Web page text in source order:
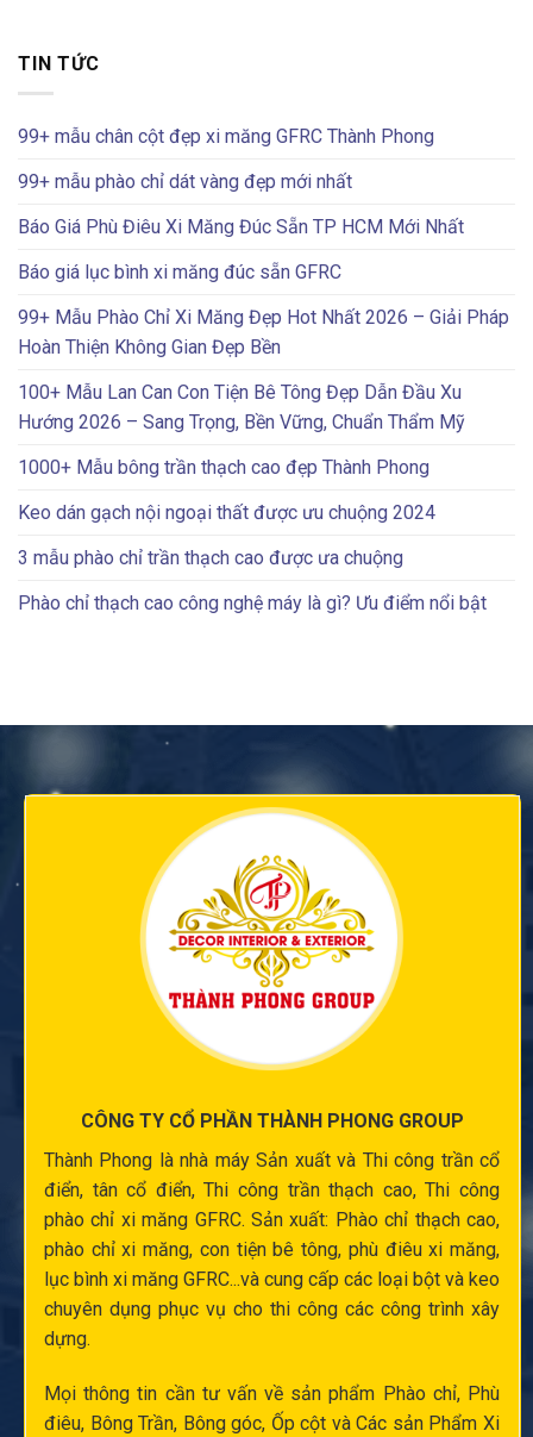
TIN TỨC
99+ mẫu chân cột đẹp xi măng GFRC Thành Phong
99+ mẫu phào chỉ dát vàng đẹp mới nhất
Báo Giá Phù Điêu Xi Măng Đúc Sẵn TP HCM Mới Nhất
Báo giá lục bình xi măng đúc sẵn GFRC
99+ Mẫu Phào Chỉ Xi Măng Đẹp Hot Nhất 2026 – Giải Pháp
Hoàn Thiện Không Gian Đẹp Bền
100+ Mẫu Lan Can Con Tiện Bê Tông Đẹp Dẫn Đầu Xu
Hướng 2026 – Sang Trọng, Bền Vững, Chuẩn Thẩm Mỹ
1000+ Mẫu bông trần thạch cao đẹp Thành Phong
Keo dán gạch nội ngoại thất được ưu chuộng 2024
3 mẫu phào chỉ trần thạch cao được ưa chuộng
Phào chỉ thạch cao công nghệ máy là gì? Ưu điểm nổi bật
CÔNG TY CỔ PHẦN THÀNH PHONG GROUP
Thành Phong là nhà máy Sản xuất và Thi công trần cổ
điển, tân cổ điển,Thi công trần thạch cao,Thi công
phào chỉ xi măng GFRC. Sản xuất: Phào chỉ thạch cao,
phào chỉ xi măng, con tiện bê tông, phù điêu xi măng,
lục bình xi măng GFRC...và cung cấp các loại bột và keo
chuyên dụng phục vụ cho thi công các công trình xây
dựng.
Mọi thông tin cần tư vấn về sản phẩm Phào chỉ, Phù
điêu, Bông Trần, Bông góc, Ốp cột và Các sản Phẩm Xi